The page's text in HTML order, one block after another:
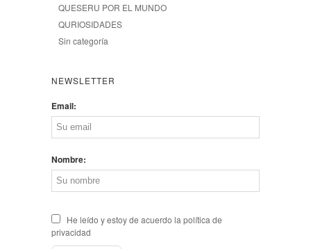
QUESERU POR EL MUNDO
QURIOSIDADES
Sin categoría
NEWSLETTER
Email:
Nombre:
He leído y estoy de acuerdo la política de
privacidad